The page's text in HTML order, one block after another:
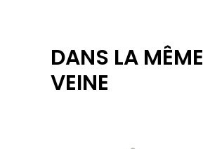
DANS LA MÊME
VEINE